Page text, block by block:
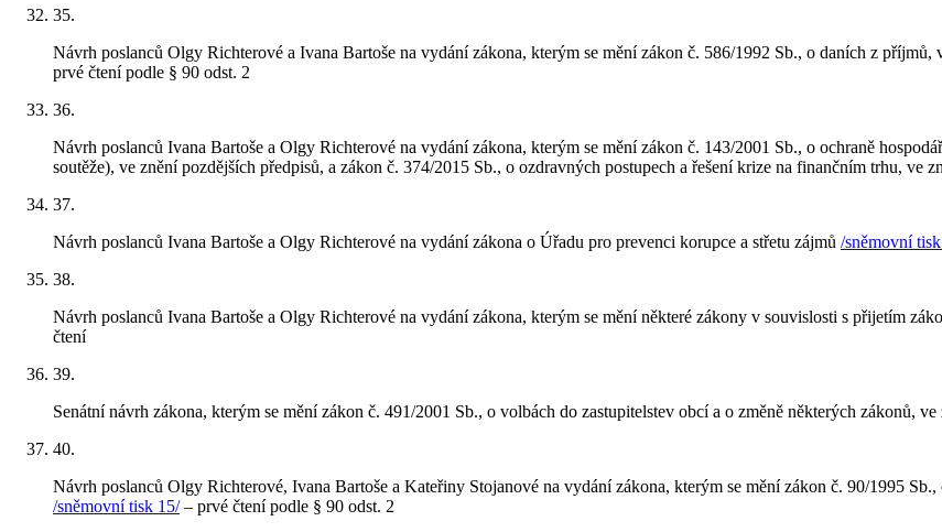
35.
Návrh poslanců Olgy Richterové a Ivana Bartoše na vydání zákona, kterým se mění zákon č. 586/1992 Sb., o daních z
prvé čtení podle § 90 odst. 2
36.
Návrh poslanců Ivana Bartoše a Olgy Richterové na vydání zákona, kterým se mění zákon č. 143/2001 Sb., o ochraně
soutěže), ve znění pozdějších předpisů, a zákon č. 374/2015 Sb., o ozdravných postupech a řešení krize na finančním trhu, ve
37.
Návrh poslanců Ivana Bartoše a Olgy Richterové na vydání zákona o Úřadu pro prevenci korupce a střetu zájmů /sněmovní
38.
Návrh poslanců Ivana Bartoše a Olgy Richterové na vydání zákona, kterým se mění některé zákony v souvislosti s přijetím
čtení
39.
Senátní návrh zákona, kterým se mění zákon č. 491/2001 Sb., o volbách do zastupitelstev obcí a o změně některých zákonů,
40.
Návrh poslanců Olgy Richterové, Ivana Bartoše a Kateřiny Stojanové na vydání zákona, kterým se mění zákon č. 90/1995
/sněmovní tisk 15/– prvé čtení podle § 90 odst. 2